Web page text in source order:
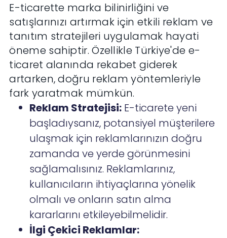
E-ticarette marka bilinirliğini ve
satışlarınızı artırmak için etkili reklam ve
tanıtım stratejileri uygulamak hayati
öneme sahiptir. Özellikle Türkiye'de e-
ticaret alanında rekabet giderek
artarken, doğru reklam yöntemleriyle
fark yaratmak mümkün.
Reklam Stratejisi: E-ticarete yeni
başladıysanız, potansiyel müşterilere
ulaşmak için reklamlarınızın doğru
zamanda ve yerde görünmesini
sağlamalısınız. Reklamlarınız,
kullanıcıların ihtiyaçlarına yönelik
olmalı ve onların satın alma
kararlarını etkileyebilmelidir.
İlgi Çekici Reklamlar: